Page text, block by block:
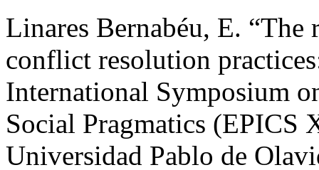
Linares Bernabéu, E.
conflict resolution
International Symposium
Social Pragmatics (EPICS
Universidad Pablo de